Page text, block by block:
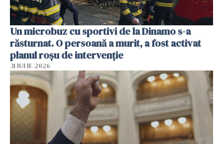
Un microbuz cu sportivi de la Dinamo s-a
răsturnat. O persoană a murit, a fost activat
planul roșu de intervenție
31 IULIE 2026